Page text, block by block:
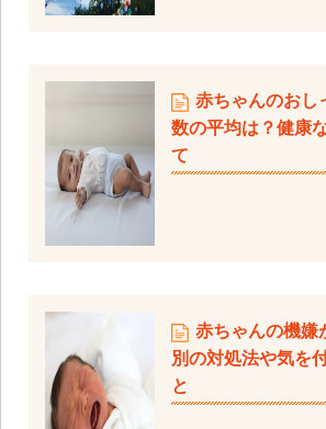
赤ちゃんのおし
数の平均は？健康
て
赤ちゃんの機嫌
別の対処法や気を
と